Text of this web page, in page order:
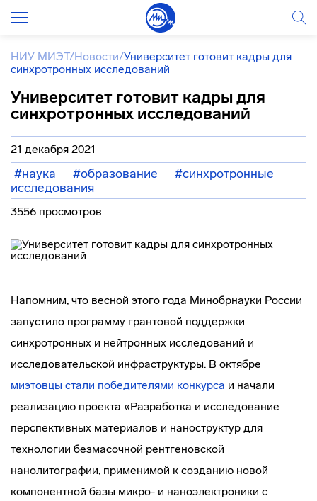
НИУ МИЭТ/Новости/Университет готовит кадры для
синхротронных исследований
Университет готовит кадры для
синхротронных исследований
21 декабря 2021
#наука #образование
#синхротронные
исследования
3556 просмотров
Напомним, что весной этого года Минобрнауки России
запустило программу грантовой поддержки
синхротронных и нейтронных исследований и
исследовательской инфраструктуры. В октябре
миэтовцы стали победителями конкурса и начали
реализацию проекта «Разработка и исследование
перспективных материалов и наноструктур для
технологии безмасочной рентгеновской
нанолитографии, применимой к созданию новой
компонентной базы микро- и наноэлектроники с